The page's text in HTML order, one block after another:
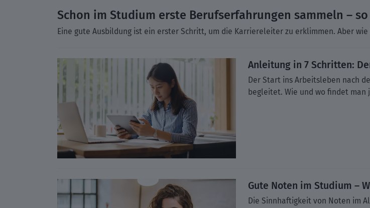
Schon im Studium erste Berufserfahrungen sammeln –
Eine gute Ausbildung ist ein erster Schritt, um die Karriereleiter zu erklimmen. Aber
Anleitung in 7 Schritten:
Der Start ins Arbeitsleben nach
begleitet. Wie und wo findet
Gute Noten im Studium –
Die Sinnhaftigkeit von Noten im